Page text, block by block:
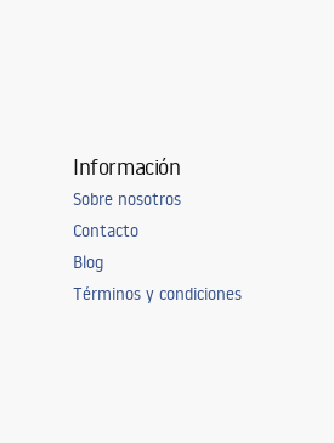
Información
Sobre nosotros
Contacto
Blog
Términos y condiciones